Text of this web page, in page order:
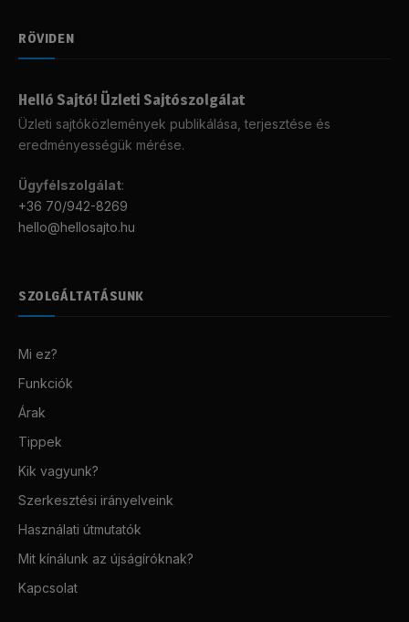
RÖVIDEN
Helló Sajtó! Üzleti Sajtószolgálat
Üzleti sajtóközlemények publikálása, terjesztése és
eredményességük mérése.
Ügyfélszolgálat:
+36 70/942-8269
hello@hellosajto.hu
SZOLGÁLTATÁSUNK
Mi ez?
Funkciók
Árak
Tippek
Kik vagyunk?
Szerkesztési irányelveink
Használati útmutatók
Mit kínálunk az újságíróknak?
Kapcsolat